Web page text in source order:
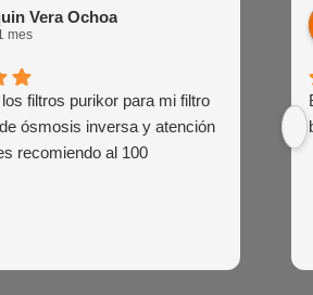
cliente de las agentes
Muy
Vera Ochoa
mes
filtros purikor para mi filtro
ósmosis inversa y atención
recomiendo al 100